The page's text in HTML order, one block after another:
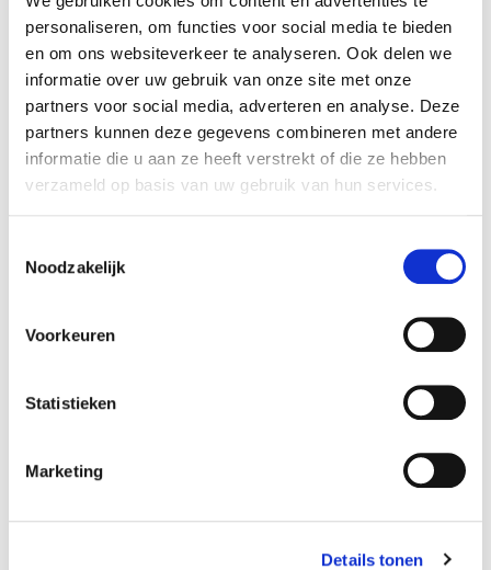
personaliseren, om functies voor social media te bieden
en om ons websiteverkeer te analyseren. Ook delen we
informatie over uw gebruik van onze site met onze
partners voor social media, adverteren en analyse. Deze
partners kunnen deze gegevens combineren met andere
informatie die u aan ze heeft verstrekt of die ze hebben
verzameld op basis van uw gebruik van hun services.
Noodzakelijk
Voorkeuren
Statistieken
Marketing
Details tonen
fotograferen en rijden. Helaas werk je dan
wel voornamelijk alleen en ik werk graag
ergens waar ik sociaal contact heb. Architect
worden is ook nog een droom van mij, maar
je moet denk ik wel realistisch blijven. Omdat
meer tijd en is deze opleiding te hoog
instelling. Ook ben ik trots op dat ik eindelijk
werk gevonden hebt en daardoor ook een